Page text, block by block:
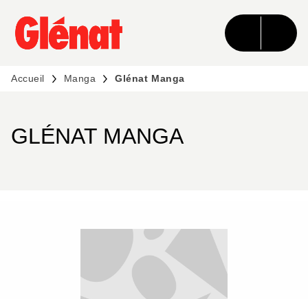
MENU RECHERCHE CONTENU
PIED DE PAGE
Accueil Manga Glénat Manga
GLÉNAT MANGA